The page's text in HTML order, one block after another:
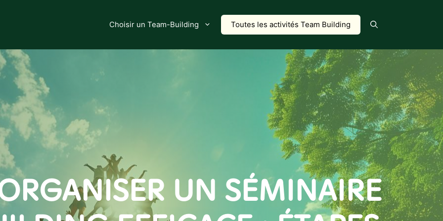
Choisir un Team-Building Toutes les activités Team Building
UN SÉMINAIRE